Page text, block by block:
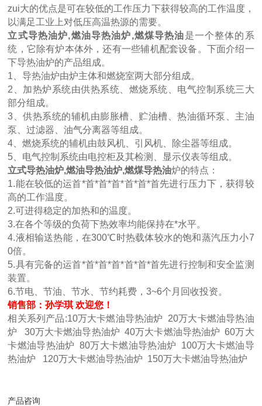
zui大的优点是可在较低的工作压力下获得较高的工作温度，
以满足工业上对低压高温热源的需要。
立式导热油炉,燃油导热油炉,燃煤导热油是一个整体的系
统，它除有炉本体外，还有一些辅机配套设备。下面介绍一
下导热油炉的产品组成。
1、导热油炉由炉主体和燃烧室两大部分组成。
2、加热炉系统由供热系统、燃烧系统、电气控制系统三大
部分组成。
3、供热系统的辅机由膨胀槽、贮油槽、热油循环泵、主油
泵、过滤器、油气分离器等组成。
4、燃烧系统的辅机由鼓风机、引风机、除尘器等组成。
5、电气控制系统由电控柜及其检测、显示仪表等组成。
立式导热油炉,燃油导热油炉,燃煤导热油炉的特点：
1.能在较低的运首*首*首*首*首*首*首先进行压力下，获得较
高的工作温度。
2.可进得稳定的加热和的温度。
3.在各个等级的负荷下热效率均能保持在*水平。
4.液相输送热能，在300℃时热载体较水的饱和蒸汽压力小7
0倍。
5.具有完备的运首*首*首*首*首*首*首先进行控制和安全监测
装置。
6.节电、节油、节水、节约耗费，3~6个月回收投资。
销售部：孙学琪 欢迎您！
相关系列产品:10万大卡燃油导热油炉 20万大卡燃油导热油
炉 30万大卡燃油导热油炉 40万大卡燃油导热油炉 60万大
卡燃油导热油炉 80万大卡燃油导热油炉 100万大卡燃油导
热油炉 120万大卡燃油导热油炉 150万大卡燃油导热油炉
产品咨询